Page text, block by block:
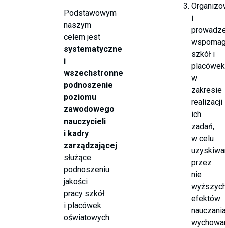
Podstawowym
naszym
celem jest
systematyczne
i
wszechstronne
podnoszenie
poziomu
zawodowego
nauczycieli
i kadry
zarządzającej
służące
podnoszeniu
jakości
pracy szkół
i placówek
oświatowych.
i
szkół i
placówek
w
zakresie
realizacji
ich
zadań,
w celu
przez
nie
efektów